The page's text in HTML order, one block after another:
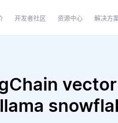
开发者社区 资源中心 解决方